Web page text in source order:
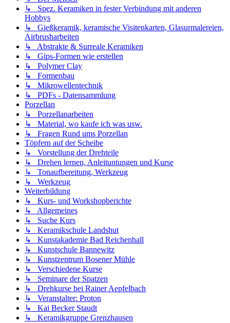
↳ Spez. Keramiken in fester Verbindung mit anderen
Hobbys
↳ Gießkeramik, keramische Visitenkarten, Glasurmalereien,
Airbrusharbeiten
↳ Abstrakte & Surreale Keramiken
↳ Gips-Formen wie erstellen
↳ Polymer Clay
↳ Formenbau
↳ Mikrowellentechnik
↳ PDFs - Datensammlung
Porzellan
↳ Porzellanarbeiten
↳ Material, wo kaufe ich was usw.
↳ Fragen Rund ums Porzellan
Töpfern auf der Scheibe
↳ Vorstellung der Drehteile
↳ Drehen lernen, Anleituntungen und Kurse
↳ Tonaufbereitung, Werkzeug
↳ Werkzeug
Weiterbildung
↳ Kurs- und Workshopberichte
↳ Allgemeines
↳ Suche Kurs
↳ Keramikschule Landshut
↳ Kunstakademie Bad Reichenhall
↳ Kunstschule Bannewitz
↳ Kunstzentrum Bosener Mühle
↳ Verschiedene Kurse
↳ Seminare der Spatzen
↳ Drehkurse bei Rainer Aepfelbach
↳ Veranstalter: Proton
↳ Kai Becker Staudt
↳ Keramikgruppe Grenzhausen